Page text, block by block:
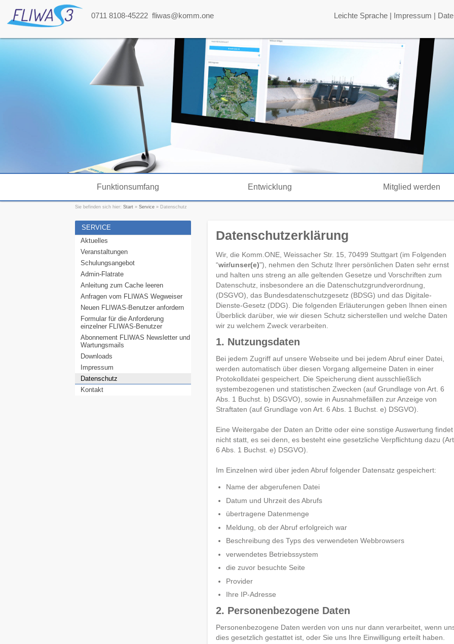
0711 8108-45222 fliwas@komm.one Leichte Sprache| Impressum |
Funktionsumfang Entwicklung Mitglied werden
Sie befinden sich hier: Start » Service » Datenschutz
SERVICE
Aktuelles
Veranstaltungen
Schulungsangebot
Admin-Flatrate
Anleitung zum Cache leeren
Anfragen vom FLIWAS Wegweiser
Neuen FLIWAS-Benutzer anfordern
Formular für die Anforderung
einzelner FLIWAS-Benutzer
Abonnement FLIWAS Newsletter und
Wartungsmails
Downloads
Impressum
Datenschutz
Kontakt
Datenschutzerklärung
Wir, die Komm.ONE, Weissacher Str. 15, 70499 Stuttgart (im Folgenden
“wir/unser(e)"), nehmen den Schutz Ihrer persönlichen Daten sehr ernst
und halten uns streng an alle geltenden Gesetze und Vorschriften zum
Datenschutz, insbesondere an die Datenschutzgrundverordnung,
(DSGVO), das Bundesdatenschutzgesetz (BDSG) und das Digitale-
Dienste-Gesetz (DDG). Die folgenden Erläuterungen geben Ihnen einen
Überblick darüber, wie wir diesen Schutz sicherstellen und welche Daten
wir zu welchem Zweck verarbeiten.
1. Nutzungsdaten
Bei jedem Zugriff auf unsere Webseite und bei jedem Abruf einer Datei,
werden automatisch über diesen Vorgang allgemeine Daten in einer
Protokolldatei gespeichert. Die Speicherung dient ausschließlich
systembezogenen und statistischen Zwecken (auf Grundlage von Art. 6
Abs. 1 Buchst. b) DSGVO), sowie in Ausnahmefällen zur Anzeige von
Straftaten (auf Grundlage von Art. 6 Abs. 1 Buchst. e) DSGVO).
Eine Weitergabe der Daten an Dritte oder eine sonstige Auswertung findet
nicht statt, es sei denn, es besteht eine gesetzliche Verpflichtung dazu
6 Abs. 1 Buchst. e) DSGVO).
Im Einzelnen wird über jeden Abruf folgender Datensatz gespeichert:
Name der abgerufenen Datei
Datum und Uhrzeit des Abrufs
übertragene Datenmenge
Meldung, ob der Abruf erfolgreich war
Beschreibung des Typs des verwendeten Webbrowsers
verwendetes Betriebssystem
die zuvor besuchte Seite
Provider
Ihre IP-Adresse
2. Personenbezogene Daten
Personenbezogene Daten werden von uns nur dann verarbeitet, wenn
dies gesetzlich gestattet ist, oder Sie uns Ihre Einwilligung erteilt haben.